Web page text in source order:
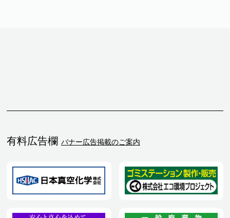
有料広告欄 バナー広告掲載のご案内